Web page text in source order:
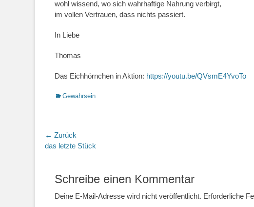
wohl wissend, wo sich wahrhaftige Nahrung verbirgt,
im vollen Vertrauen, dass nichts passiert.
In Liebe
Thomas
Das Eichhörnchen in Aktion: https://youtu.be/QVsmE4YvoTo
Kategorien
Gewahrsein
Beitragsnavigation
← Zurück
Vorheriger
das letzte Stück
Schreibe einen Kommentar
Deine E-Mail-Adresse wird nicht veröffentlicht. Erforderliche